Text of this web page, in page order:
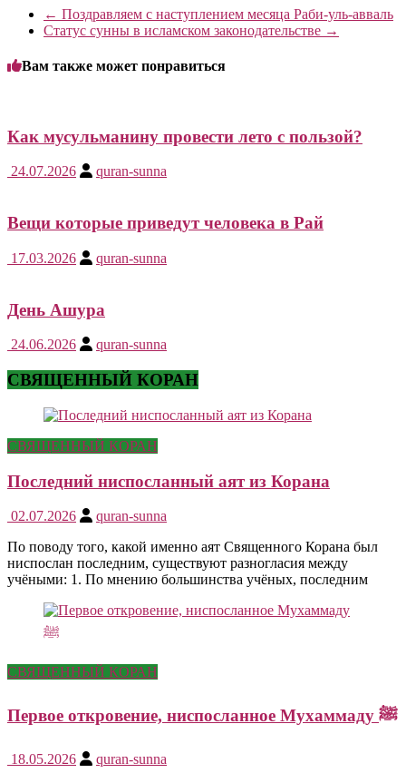
← Поздравляем с наступлением месяца Раби-уль-авваль
Статус сунны в исламском законодательстве →
Вам также может понравиться
Как мусульманину провести лето с пользой?
24.07.2026 quran-sunna
Вещи которые приведут человека в Рай
17.03.2026 quran-sunna
День Ашура
24.06.2026 quran-sunna
СВЯЩЕННЫЙ КОРАН
СВЯЩЕННЫЙ КОРАН
Последний ниспосланный аят из Корана
02.07.2026
quran-sunna
По поводу того, какой именно аят Священного Корана был
ниспослан последним, существуют разногласия между
учёными: 1. По мнению большинства учёных, последним
СВЯЩЕННЫЙ КОРАН
Первое откровение, ниспосланное Мухаммаду ﷺ
18.05.2026 quran-sunna